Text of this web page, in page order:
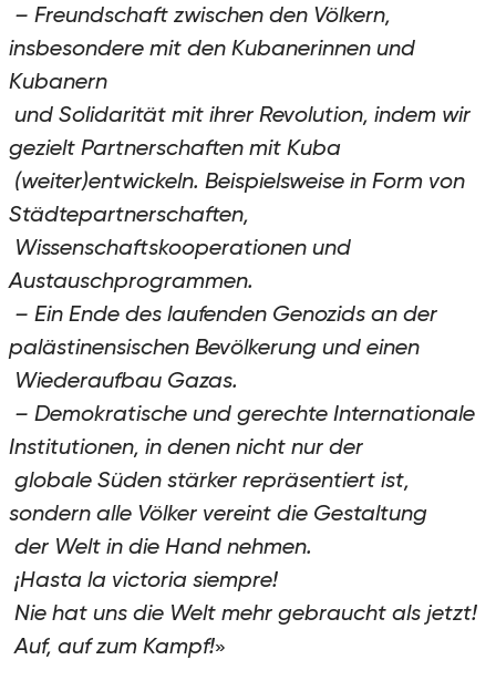
– Freundschaft zwischen den Völkern,
insbesondere mit den Kubanerinnen und
Kubanern
und Solidarität mit ihrer Revolution, indem wir
gezielt Partnerschaften mit Kuba
(weiter)entwickeln. Beispielsweise in Form von
Städtepartnerschaften,
Wissenschaftskooperationen und
Austauschprogrammen.
– Ein Ende des laufenden Genozids an der
palästinensischen Bevölkerung und einen
Wiederaufbau Gazas.
– Demokratische und gerechte Internationale
Institutionen, in denen nicht nur der
globale Süden stärker repräsentiert ist,
sondern alle Völker vereint die Gestaltung
der Welt in die Hand nehmen.
¡Hasta la victoria siempre!
Nie hat uns die Welt mehr gebraucht als jetzt!
Auf, auf zum Kampf!»